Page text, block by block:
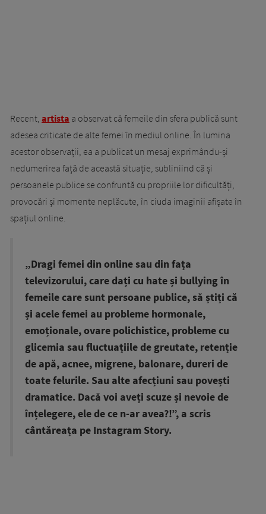
Recent, artista a observat că femeile din sfera publică sunt
adesea criticate de alte femei în mediul online. În lumina
acestor observații, ea a publicat un mesaj exprimându-și
nedumerirea față de această situație, subliniind că și
persoanele publice se confruntă cu propriile lor dificultăți,
provocări și momente neplăcute, în ciuda imaginii afișate în
spațiul online.
„Dragi femei din online sau din fața
televizorului, care dați cu hate și bullying în
femeile care sunt persoane publice, să știți că
și acele femei au probleme hormonale,
emoționale, ovare polichistice, probleme cu
glicemia sau fluctuațiile de greutate, retenție
de apă, acnee, migrene, balonare, dureri de
toate felurile. Sau alte afecțiuni sau povești
dramatice. Dacă voi aveți scuze și nevoie de
înțelegere, ele de ce n-ar avea?!”, a scris
cântăreața pe Instagram Story.